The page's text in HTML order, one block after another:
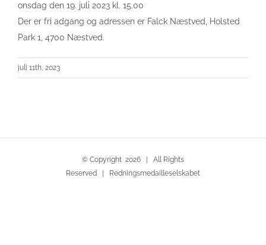
onsdag den 19. juli 2023 kl. 15.00
Der er fri adgang og adressen er Falck Næstved, Holsted
Park 1, 4700 Næstved.
juli 11th, 2023
© Copyright 2026 | All Rights
Reserved | Redningsmedailleselskabet